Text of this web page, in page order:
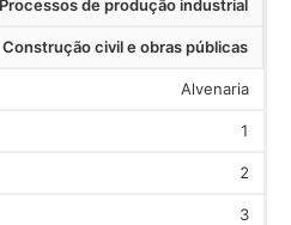
Processos de produção industrial
Construção civil e obras públicas
Alvenaria
1
2
3